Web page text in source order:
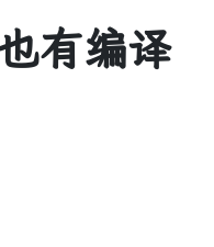
有编译